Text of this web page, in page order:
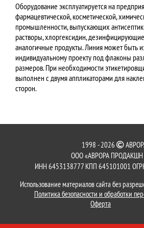
Оборудование эксплуатируется на
фармацевтической, косметической,
промышленности, выпускающих
растворы, хлоргексидин,
аналогичные продукты. Линия может быть
индивидуальному проекту под флаконы
размеров. При необходимости
выполнен с двумя аппликаторами для
сторон.
1998 - 2026
ООО «АВРОРА ПРОДАКШН
ИНН 6453138777 КПП 645101001
Использование материалов сайта без
Политика безопасности и обработки
Оферта